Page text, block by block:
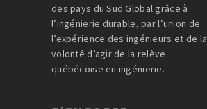
des pays du Sud Global grâce à
l’ingénierie durable, par l’union de
l’expérience des ingénieurs et de la
volonté d’agir de la relève
québécoise en ingénierie.